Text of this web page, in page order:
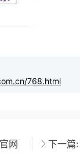
768.html
网 下一篇: